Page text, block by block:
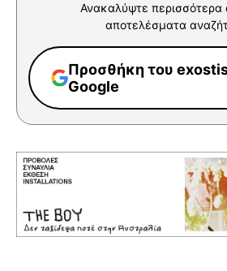
Ανακαλύψτε περισσότερα
αποτελέσματα
Προσθήκη του
Google